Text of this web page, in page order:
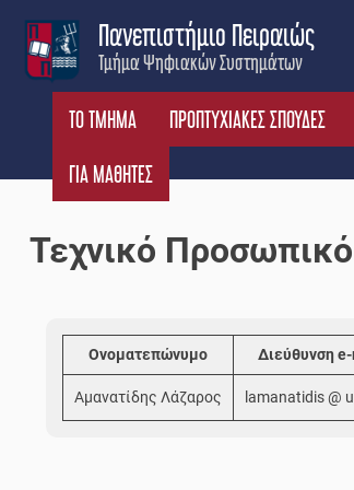
content
Τμήμα Ψηφιακών Συστημάτων
Πανεπιστήμιο Πειραιώς
ΤΟ ΤΜΗΜΑ ΠΡΟΠΤΥΧΙΑΚΕΣ ΣΠΟΥΔΕΣ
ΓΙΑ ΜΑΘΗΤΕΣ
Τεχνικό Προσωπικό
Ονοματεπώνυμο Διεύθυνση e-
Αμανατίδης Λάζαρος lamanatidis @